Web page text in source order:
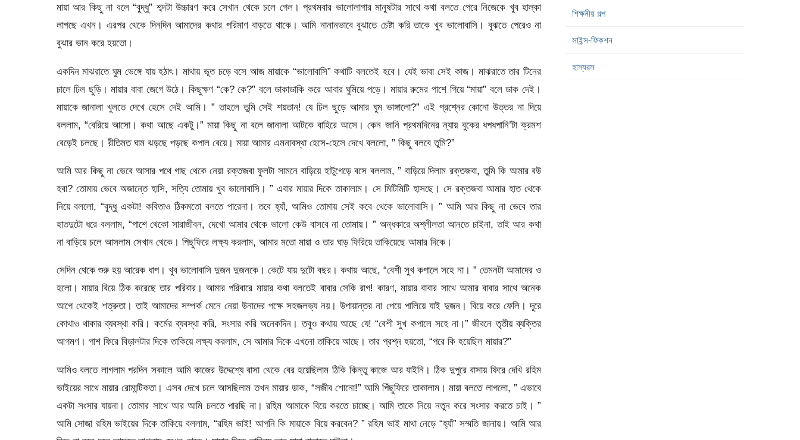
মায়া আর কিছু না বলে “বুদ্ধু” শব্দটা উচ্চারণ করে সেখান থেকে চলে গেল। প্রথমবার ভালোলাগার মানুষটার সাথে কথা বলতে পেরে নিজেকে খুব হাল্কা
লাগছে এখন। এরপর থেকে দিনদিন আমাদের কথার পরিমাণ বাড়তে থাকে। আমি নানানভাবে বুঝাতে চেষ্টা করি তাকে খুব ভালোবাসি। বুঝতে পেরেও না
বুঝার ভান করে হয়তো।
একদিন মাঝরাতে ঘুম ভেঙ্গে যায় হঠাৎ। মাথায় ভূত চড়ে বসে আজ মায়াকে “ভালোবাসি” কথাটি বলতেই হবে। যেই ভাবা সেই কাজ। মাঝরাতে তার টিনের
চালে ঢিল ছুড়ি। মায়ার বাবা জেগে উঠে। কিছুক্ষণ “কে? কে?” বলে ডাকাডাকি করে আবার ঘুমিয়ে পড়ে। মায়ার রুমের পাশে গিয়ে “মায়া” বলে ডাক দেই।
মায়াকে জানালা খুলতে দেখে হেসে দেই আমি। ” তাহলে তুমি সেই শয়তান! যে ঢিল ছুড়ে আমার ঘুম ভাঙ্গালো?” এই প্রশ্নের কোনো উত্তর না দিয়ে
বললাম, “বেরিয়ে আসো। কথা আছে একটু।” মায়া কিছু না বলে জানালা আটকে বাহিরে আসে। কেন জানি প্রথমদিনের ন্যায় বুকের ধপধপানি’টা ক্রমশ
বেড়েই চলছে। রীতিমত ঘাম ঝড়ছে পড়ছে কপাল বেয়ে। মায়া আমার এমনাবস্থা হেসে-হেসে দেখে বললো, ” কিছু বলবে তুমি?”
আমি আর কিছু না ভেবে আসার পথে গাছ থেকে নেয়া রক্তজবা ফুলটা সামনে বাড়িয়ে হাটুগেড়ে বসে বললাম, ” বাড়িয়ে দিলাম রক্তজবা, তুমি কি আমার বউ
হবা? তোমায় ভেবে অজান্তে হাসি, সত্যি তোমায় খুব ভালোবাসি। ” এবার মায়ার দিকে তাকালাম। সে মিটিমিটি হাসছে। সে রক্তজবা আমার হাত থেকে
নিয়ে বললো, “বুদ্ধু একটা! কবিতাও ঠিকমতো বলতে পারেনা। তবে হ্যাঁ, আমিও তোমায় সেই কবে থেকে ভালোবাসি। ” আমি আর কিছু না ভেবে তার
হাতদুটো ধরে বললাম, “পাশে থেকো সারাজীবন, দেখো আমার থেকে ভালো কেউ বাসবে না তোমায়। ” অন্ধকারে অশ্লীলতা আনতে চাইনা, তাই আর কথা
না বাড়িয়ে চলে আসলাম সেখান থেকে। পিছুফিরে লক্ষ্য করলাম, আমার মতো মায়া ও তার ঘাড় ফিরিয়ে তাকিয়েছে আমার দিকে।
সেদিন থেকে শুরু হয় আরেক ধাপ। খুব ভালোবাসি দুজন দুজনকে। কেটে যায় দুটো বছর। কথায় আছে, “বেশী সুখ কপালে সহে না। ” তেমনটা আমাদের ও
হলো। মায়ার বিয়ে ঠিক করেছে তার পরিবার। আমার পরিবারে মায়ার কথা বলতেই বাবার সেকি রাগ! কারণ, মায়ার বাবার সাথে আমার বাবার সাথে অনেক
আগে থেকেই শত্রুতা। তাই আমাদের সম্পর্ক মেনে নেয়া উনাদের পক্ষে সহজলভ্য নয়। উপায়ান্তর না পেয়ে পালিয়ে যাই দুজন। বিয়ে করে ফেলি। দূরে
কোথাও থাকার ব্যবস্থা করি। কর্মের ব্যবস্থা করি, সংসার করি অনেকদিন। তবুও কথায় আছে যে! “বেশী সুখ কপালে সহে না।” জীবনে তৃতীয় ব্যক্তির
আগমণ। পাশ ফিরে বিড়ালটার দিকে তাকিয়ে লক্ষ্য করলাম, সে আমার দিকে এখনো তাকিয়ে আছে। তার প্রশ্ন হয়তো, “পরে কি হয়েছিল মায়ার?”
আমিও বলতে লাগলাম পরদিন সকালে আমি কাজের উদ্দেশ্যে বাসা থেকে বের হয়েছিলাম ঠিকি কিন্তু কাজে আর যাইনি। ঠিক দুপুরে বাসায় ফিরে দেখি রহিম
ভাইয়ের সাথে মায়ার রোমান্টিকতা। এসব দেখে চলে আসছিলাম তখন মায়ার ডাক, “সজীব শোনো!” আমি পিঁছুফিরে তাকালাম। মায়া বলতে লাগলো, ” এভাবে
একটা সংসার যায়না। তোমার সাথে আর আমি চলতে পারছি না। রহিম আমাকে বিয়ে করতে চাচ্ছে। আমি তাকে নিয়ে নতুন করে সংসার করতে চাই। ”
আমি সোজা রহিম ভাইয়ের দিকে তাকিয়ে বললাম, “রহিম ভাই! আপনি কি মায়াকে বিয়ে করবেন? ” রহিম ভাই মাথা নেড়ে “হ্যাঁ” সম্মতি জানায়। আমি আর
শিক্ষনীয় গল্প
সাইন্স-ফিকশন
হাস্যরস